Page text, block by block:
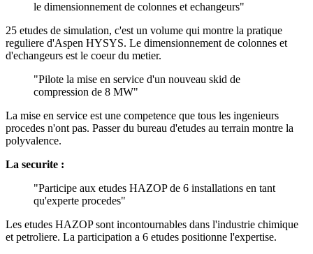
le dimensionnement de colonnes et echangeurs"
25 etudes de simulation, c'est un volume qui montre la pratique
reguliere d'Aspen HYSYS. Le dimensionnement de colonnes et
d'echangeurs est le coeur du metier.
"Pilote la mise en service d'un nouveau skid de
compression de 8 MW"
La mise en service est une competence que tous les ingenieurs
procedes n'ont pas. Passer du bureau d'etudes au terrain montre la
polyvalence.
La securite :
"Participe aux etudes HAZOP de 6 installations en tant
qu'experte procedes"
Les etudes HAZOP sont incontournables dans l'industrie chimique
et petroliere. La participation a 6 etudes positionne l'expertise.